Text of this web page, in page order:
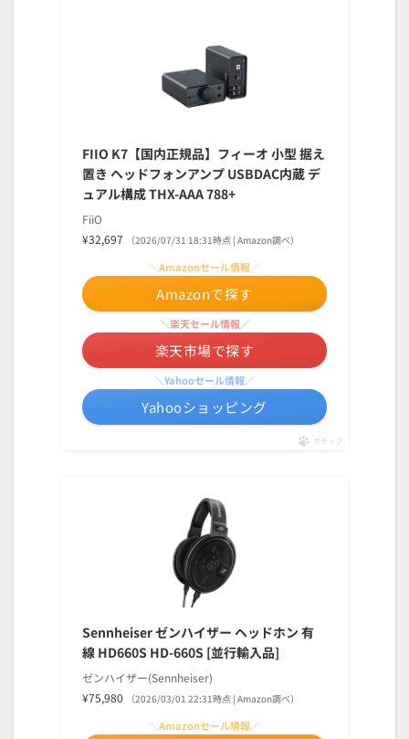
FIIO K7【国内正規品】フィーオ 小型 据え
置き ヘッドフォンアンプ USBDAC内蔵 デ
ュアル構成 THX-AAA 788+
FiiO
¥32,697
（2026/07/31 18:31時点 | Amazon調べ）
＼Amazonセール情報／
Amazonで探す
＼楽天セール情報／
楽天市場で探す
＼Yahooセール情報／
Yahooショッピング
ポチップ
Sennheiser ゼンハイザー ヘッドホン 有
線 HD660S HD-660S [並行輸入品]
ゼンハイザー(Sennheiser)
¥75,980
（2026/03/01 22:31時点 | Amazon調べ）
＼Amazonセール情報／